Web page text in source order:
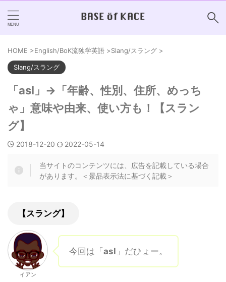
HOME >English/BoK流独学英語 >Slang/スラング >
Slang/スラング
「asl」→「年齢、性別、住所、めっち
ゃ」意味や由来、使い方も！【スラン
グ】
2018-12-20 2022-05-14
当サイトのコンテンツには、広告を記載している場合
があります。＜景品表示法に基づく記載＞
【スラング】
イアン
今回は「 asl 」だひょー。